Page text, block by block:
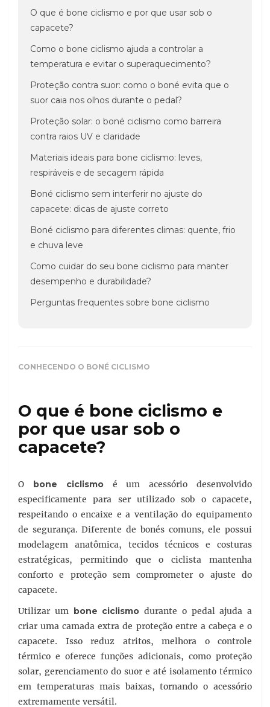
O que é bone ciclismo e por que usar sob o
capacete?
Como o bone ciclismo ajuda a controlar a
temperatura e evitar o superaquecimento?
Proteção contra suor: como o boné evita que o
suor caia nos olhos durante o pedal?
Proteção solar: o boné ciclismo como barreira
contra raios UV e claridade
Materiais ideais para bone ciclismo: leves,
respiráveis e de secagem rápida
Boné ciclismo sem interferir no ajuste do
capacete: dicas de ajuste correto
Boné ciclismo para diferentes climas: quente, frio
e chuva leve
Como cuidar do seu bone ciclismo para manter
desempenho e durabilidade?
Perguntas frequentes sobre bone ciclismo
CONHECENDO O BONÉ CICLISMO
O que é bone ciclismo e
por que usar sob o
capacete?
O bone ciclismoé um acessório desenvolvido
especificamente para ser utilizado sob o capacete,
respeitando o encaixe e a ventilação do equipamento
de segurança. Diferente de bonés comuns, ele possui
modelagem anatômica, tecidos técnicos e costuras
estratégicas, permitindo que o ciclista mantenha
conforto e proteção sem comprometer o ajuste do
capacete.
Utilizar um
bone ciclismo durante o pedal ajuda a
criar uma camada extra de proteção entre a cabeça e o
capacete. Isso reduz atritos, melhora o controle
térmico e oferece funções adicionais, como proteção
solar, gerenciamento do suor e até isolamento térmico
em temperaturas mais baixas, tornando o acessório
extremamente versátil.